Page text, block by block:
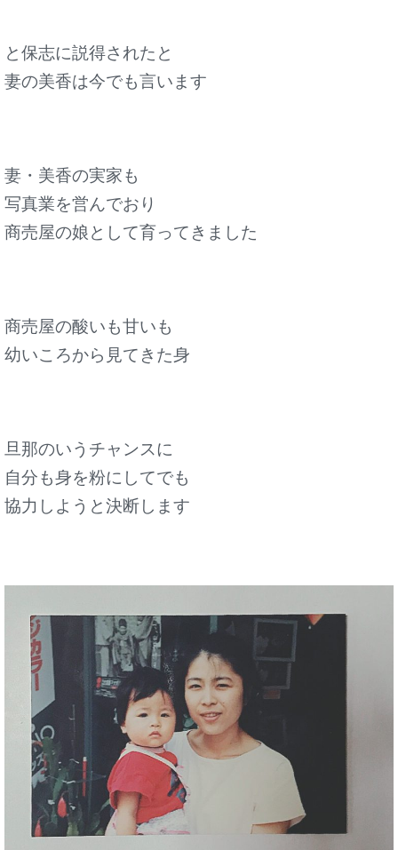
と保志に説得されたと
妻の美香は今でも言います
妻・美香の実家も
写真業を営んでおり
商売屋の娘として育ってきました
商売屋の酸いも甘いも
幼いころから見てきた身
旦那のいうチャンスに
自分も身を粉にしてでも
協力しようと決断します